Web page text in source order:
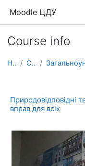
Moodle ЦДУ
Course info
Home Courses
Природовідповідні
вправ для всіх